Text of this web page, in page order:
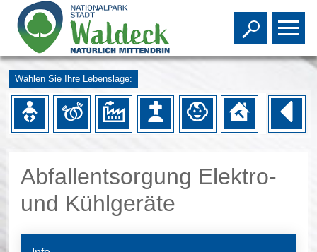
Toggle
Wählen Sie Ihre Lebenslage:
Abfallentsorgung Elektro-
und Kühlgeräte